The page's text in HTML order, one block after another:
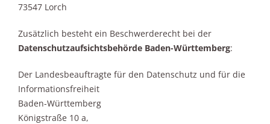
73547 Lorch
Zusätzlich besteht ein Beschwerderecht bei der
Datenschutzaufsichtsbehörde Baden-Württemberg:
Der Landesbeauftragte für den Datenschutz und für die
Informationsfreiheit
Baden-Württemberg
Königstraße 10 a,